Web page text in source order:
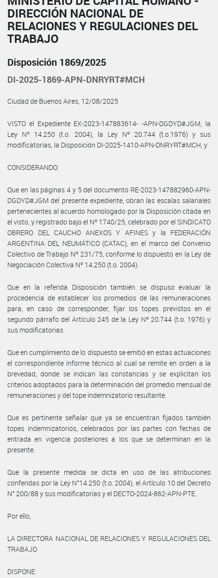
DIRECCIÓN NACIONAL DE
RELACIONES Y REGULACIONES DEL
TRABAJO
Disposición 1869/2025
DI-2025-1869-APN-DNRYRT#MCH
Ciudad de Buenos Aires, 12/08/2025
VISTO el Expediente EX-2023-147883614- -APN-DGDYD#JGM, la
Ley Nº 14.250 (t.o. 2004), la Ley Nº 20.744 (t.o.1976) y sus
modificatorias, la Disposición DI-2025-1410-APN-DNRYRT#MCH, y
CONSIDERANDO:
Que en las páginas 4 y 5 del documento RE-2023-147882960-APN-
DGDYD#JGM del presente expediente, obran las escalas salariales
pertenecientes al acuerdo homologado por la Disposición citada en
el visto, y registrado bajo el Nº 1740/25, celebrado por el SINDICATO
OBRERO DEL CAUCHO ANEXOS Y AFINES y la FEDERACIÓN
ARGENTINA DEL NEUMÁTICO (CATAC), en el marco del Convenio
Colectivo de Trabajo Nº 231/75, conforme lo dispuesto en la Ley de
Negociación Colectiva Nº 14.250 (t.o. 2004).
Que en la referida Disposición también se dispuso evaluar la
procedencia de establecer los promedios de las remuneraciones
para, en caso de corresponder, fijar los topes previstos en el
segundo párrafo del Artículo 245 de la Ley Nº 20.744 (t.o. 1976) y
sus modificatorias.
Que en cumplimiento de lo dispuesto se emitió en estas actuaciones
el correspondiente informe técnico al cual se remite en orden a la
brevedad, donde se indican las constancias y se explicitan los
criterios adoptados para la determinación del promedio mensual de
remuneraciones y del tope indemnizatorio resultante.
Que es pertinente señalar que ya se encuentran fijados también
topes indemnizatorios, celebrados por las partes con fechas de
entrada en vigencia posteriores a los que se determinan en la
presente.
Que la presente medida se dicta en uso de las atribuciones
conferidas por la Ley N°14.250 (t.o. 2004), el Artículo 10 del Decreto
N° 200/88 y sus modificatorias y el DECTO-2024-862-APN-PTE.
Por ello,
LA DIRECTORA NACIONAL DE RELACIONES Y REGULACIONES DEL
TRABAJO
DISPONE: